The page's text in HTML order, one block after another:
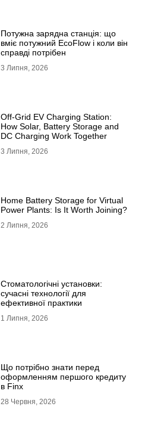
Потужна зарядна станція: що
вміє потужний EcoFlow і коли він
справді потрібен
3 Липня, 2026
Off-Grid EV Charging Station:
How Solar, Battery Storage and
DC Charging Work Together
3 Липня, 2026
Home Battery Storage for Virtual
Power Plants: Is It Worth Joining?
2 Липня, 2026
Стоматологічні установки:
сучасні технології для
ефективної практики
1 Липня, 2026
Що потрібно знати перед
оформленням першого кредиту
в Finx
28 Червня, 2026